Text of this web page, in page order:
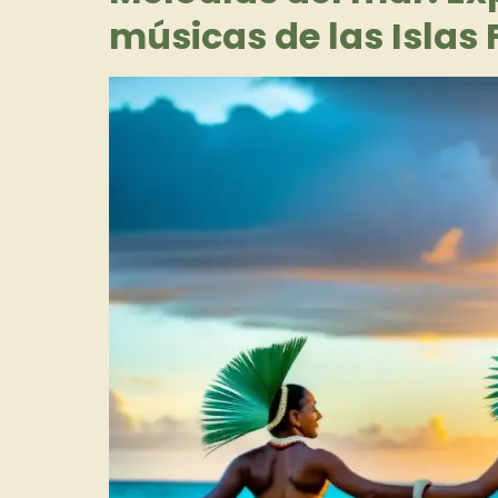
músicas de las Islas